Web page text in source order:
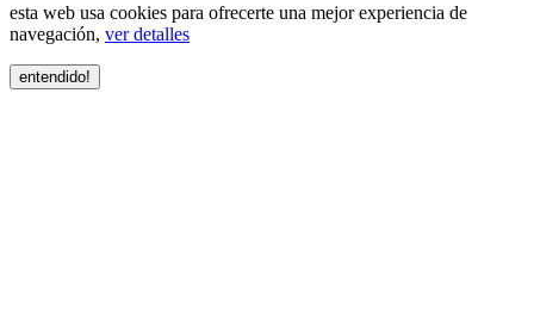
esta web usa cookies para ofrecerte una mejor experiencia de
navegación, ver detalles
entendido!